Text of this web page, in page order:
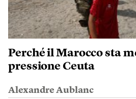
Perché il Marocco sta
pressione Ceuta
Alexandre Aublanc